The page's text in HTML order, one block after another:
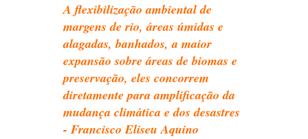
A flexibilização ambiental de
margens de rio, áreas úmidas e
alagadas, banhados, a maior
expansão sobre áreas de biomas e
preservação, eles concorrem
diretamente para amplificação da
mudança climática e dos desastres
- Francisco Eliseu Aquino